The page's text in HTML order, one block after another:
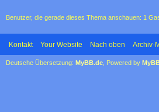
Benutzer, die gerade dieses Thema anschauen: 1
Kontakt Your Website Nach oben Archiv-
Deutsche Übersetzung: MyBB.de , Powered by